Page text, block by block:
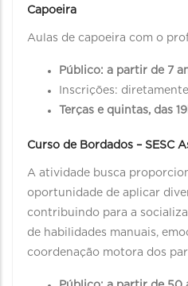
Capoeira
Aulas de capoeira com o
Público: a partir de 7
Inscrições:
Terças e quintas, das
Curso de Bordados – SESC
A atividade busca
oportunidade de aplicar
contribuindo para a
de habilidades manuais,
coordenação motora dos